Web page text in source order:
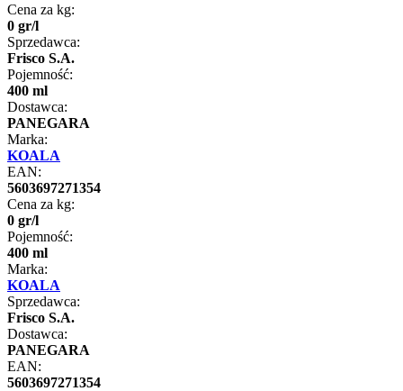
Cena za kg:
0 gr/l
Sprzedawca:
Frisco S.A.
Pojemność:
400 ml
Dostawca:
PANEGARA
Marka:
KOALA
EAN:
5603697271354
Cena za kg:
0 gr/l
Pojemność:
400 ml
Marka:
KOALA
Sprzedawca:
Frisco S.A.
Dostawca:
PANEGARA
EAN:
5603697271354